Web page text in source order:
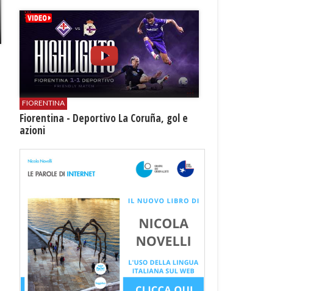
FIORENTINA
Fiorentina - Deportivo La Coruña, gol e
azioni